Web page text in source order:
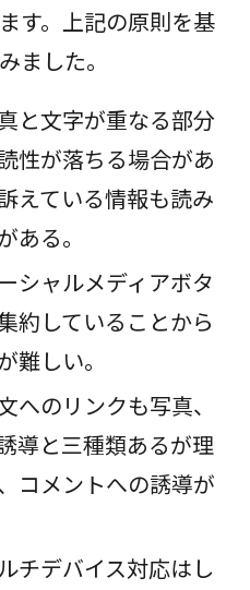
す。上記の原則を基
ました。
と文字が重なる部分
性が落ちる場合があ
えている情報も読み
ある。
シャルメディアボタ
約していることから
難しい。
へのリンクも写真、
導と三種類あるが理
コメントへの誘導が
チデバイス対応はし